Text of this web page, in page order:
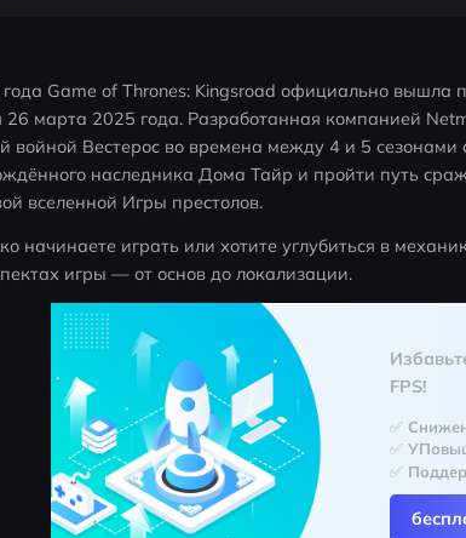
Game of Thrones: Kingsroad официально вышла
26 марта 2025 года. Разработанная компанией
войной Вестерос во времена между 4 и 5 сезонами
наследника Дома Тайр и пройти путь
вселенной Игры престолов.
начинаете играть или хотите углубиться в
игры — от основ до локализации.
FPS!
✅
✅
✅